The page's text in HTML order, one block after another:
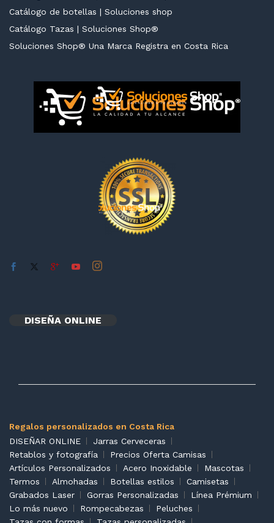
Catálogo de botellas | Soluciones shop
Catálogo Tazas | Soluciones Shop®
Soluciones Shop® Una Marca Registra en Costa Rica
DISEÑA ONLINE
Regalos personalizados en Costa Rica
DISEÑAR ONLINE
Jarras Cerveceras
Retablos y fotografía
Precios Oferta Camisas
Artículos Personalizados
Acero Inoxidable
Mascotas
Termos
Almohadas Botellas estilos
Camisetas
Grabados Laser
Gorras Personalizadas
Línea Prémium
Lo más nuevo
Rompecabezas
Peluches